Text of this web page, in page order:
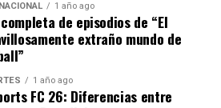
climático no es
sino también un
1 año ago
de episodios de “El
extraño mundo de
1 año ago
FC 26: Diferencias entre